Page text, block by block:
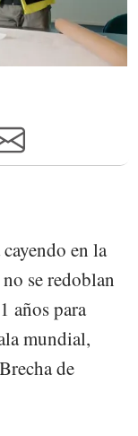
en la
se redoblan
años para
mundial,
de